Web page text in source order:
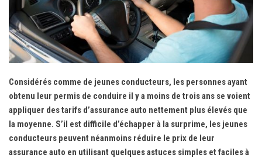
Mondial de Paris
Salon de Détroit
Salon de Los Angeles
Assurance Auto
Équipement Auto
Pneumatiques
Considérés comme de jeunes conducteurs, les personnes ayant
obtenu leur permis de conduire il y a moins de trois ans se voient
appliquer des tarifs d’assurance auto nettement plus élevés que
la moyenne. S’il est difficile d’échapper à la surprime, les jeunes
conducteurs peuvent néanmoins réduire le prix de leur
assurance auto en utilisant quelques astuces simples et faciles à